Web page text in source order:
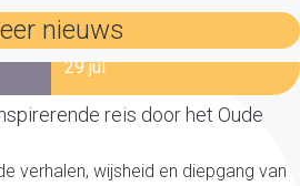
nieuws
29 jul
reis door het Oude
verhalen, wijsheid en diepgang van